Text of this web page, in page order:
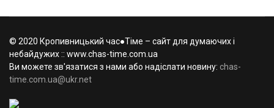
© 2020 Кропивницький час●Тіме – сайт для думаючих і
небайдужих :: www.chas-time.com.ua
Ви можете зв'язатися з нами або надіслати новину: chas-
time.com.ua@ukr.net